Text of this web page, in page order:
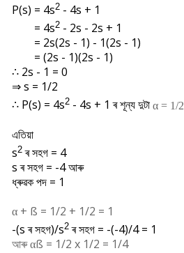
P(s) = 4s2 - 4s + 1
= 4s2 - 2s - 2s + 1
= 2s(2s - 1) - 1(2s - 1)
= (2s - 1)(2s - 1)
∴ 2s - 1 = 0
⇒ s = 1/2
∴ P(s) = 4s2 - 4s + 1 ৰ শূন্য দুটা α = 1/2
এতিয়া
s2 ৰ সহগ = 4
s ৰ সহগ = -4 আৰু
ধ্ৰুৱক পদ = 1
α + ß = 1/2 + 1/2 = 1
-(s ৰ সহগ)/s2 ৰ সহগ = -(-4)/4 = 1
আৰুαß = 1/2 x 1/2 = 1/4